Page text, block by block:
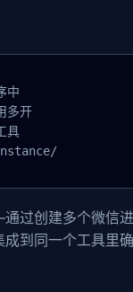
中
多开
具
过创建多个微信
到同一个工具里